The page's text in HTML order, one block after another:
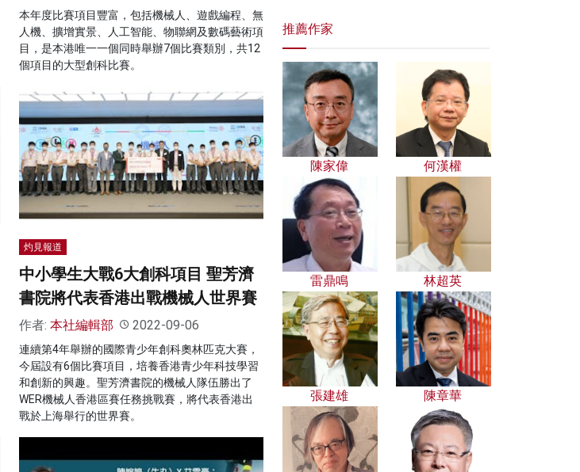
本年度比賽項目豐富，包括機械人、遊戲編程、無
人機、擴增實景、人工智能、物聯網及數碼藝術項
目，是本港唯一一個同時舉辦7個比賽類別，共12
個項目的大型創科比賽。
灼見報道
中小學生大戰6大創科項目 聖芳濟
書院將代表香港出戰機械人世界賽
作者: 本社編輯部 2022-09-06
連續第4年舉辦的國際青少年創科奧林匹克大賽，
今屆設有6個比賽項目，培養香港青少年科技學習
和創新的興趣。聖芳濟書院的機械人隊伍勝出了
WER機械人香港區賽任務挑戰賽，將代表香港出
戰於上海舉行的世界賽。
推薦作家
陳家偉 何漢權
雷鼎鳴 林超英
張建雄 陳章華